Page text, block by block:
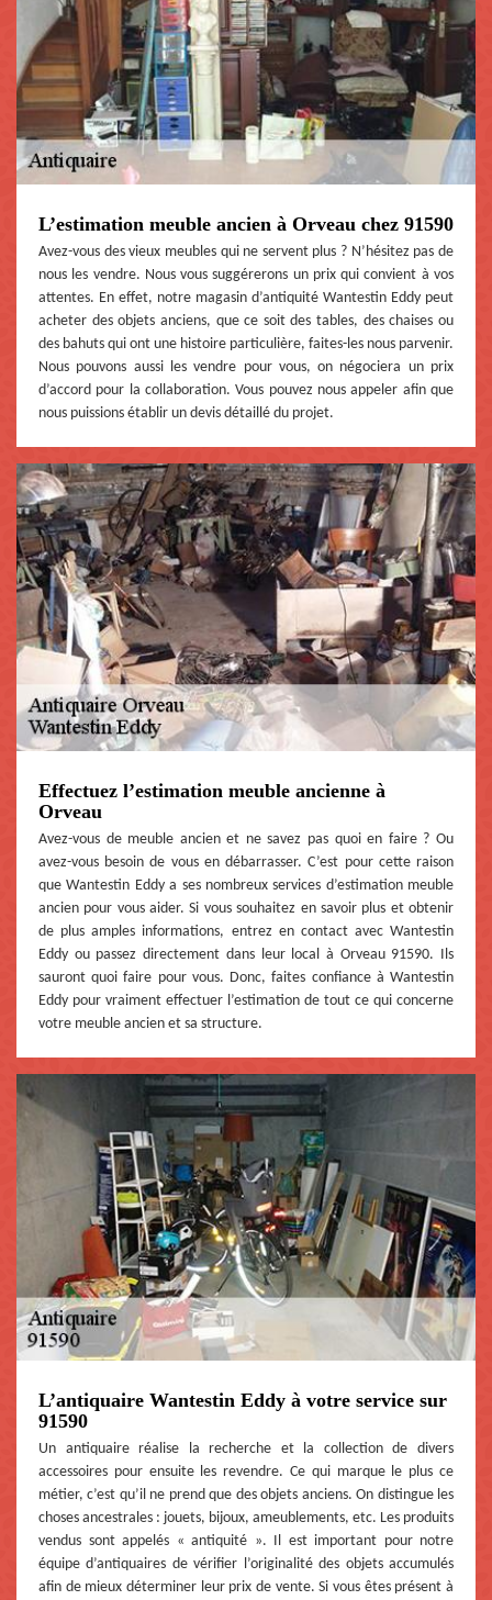
L’estimation meuble ancien à Orveau chez 91590
Avez-vous des vieux meubles qui ne servent plus ? N’hésitez pas de
nous les vendre. Nous vous suggérerons un prix qui convient à vos
attentes. En effet, notre magasin d’antiquité Wantestin Eddy peut
acheter des objets anciens, que ce soit des tables, des chaises ou
des bahuts qui ont une histoire particulière, faites-les nous parvenir.
Nous pouvons aussi les vendre pour vous, on négociera un prix
d’accord pour la collaboration. Vous pouvez nous appeler afin que
nous puissions établir un devis détaillé du projet.
Effectuez l’estimation meuble ancienne à
Orveau
Avez-vous de meuble ancien et ne savez pas quoi en faire ? Ou
avez-vous besoin de vous en débarrasser. C’est pour cette raison
que Wantestin Eddy a ses nombreux services d’estimation meuble
ancien pour vous aider. Si vous souhaitez en savoir plus et obtenir
de plus amples informations, entrez en contact avec Wantestin
Eddy ou passez directement dans leur local à Orveau 91590. Ils
sauront quoi faire pour vous. Donc, faites confiance à Wantestin
Eddy pour vraiment effectuer l’estimation de tout ce qui concerne
votre meuble ancien et sa structure.
L’antiquaire Wantestin Eddy à votre service sur
91590
Un antiquaire réalise la recherche et la collection de divers
accessoires pour ensuite les revendre. Ce qui marque le plus ce
métier, c’est qu’il ne prend que des objets anciens. On distingue les
choses ancestrales : jouets, bijoux, ameublements, etc. Les produits
vendus sont appelés « antiquité ». Il est important pour notre
équipe d’antiquaires de vérifier l’originalité des objets accumulés
afin de mieux déterminer leur prix de vente. Si vous êtes présent à